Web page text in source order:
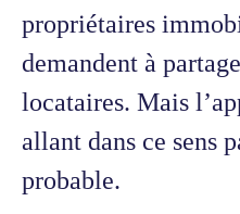
propriétaires
demandent à
locataires. Mais
allant dans ce sens
probable.